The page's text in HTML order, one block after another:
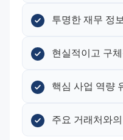
투명한 재무 정
현실적이고 구
핵심 사업 역량
주요 거래처와